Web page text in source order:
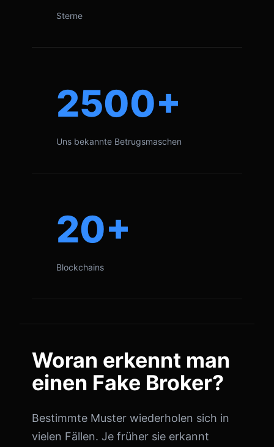
Sterne
2500+
Uns bekannte Betrugsmaschen
20+
Blockchains
Woran erkennt man
einen Fake Broker?
Bestimmte Muster wiederholen sich in
vielen Fällen. Je früher sie erkannt